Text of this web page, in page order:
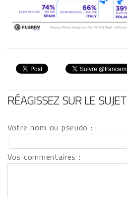
RÉAGISSEZ SUR LE SUJET
Votre nom ou pseudo :
Vos commentaires :